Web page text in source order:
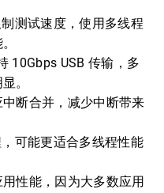
测试速度，使用多线程
10Gbps USB 传输，多
。
断合并，减少中断带来
可能更适合多线程性能
性能，因为大多数应用